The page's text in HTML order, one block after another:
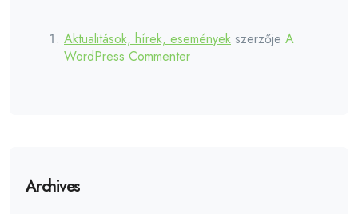
Aktualitások, hírek, események szerzője A
WordPress Commenter
Archives